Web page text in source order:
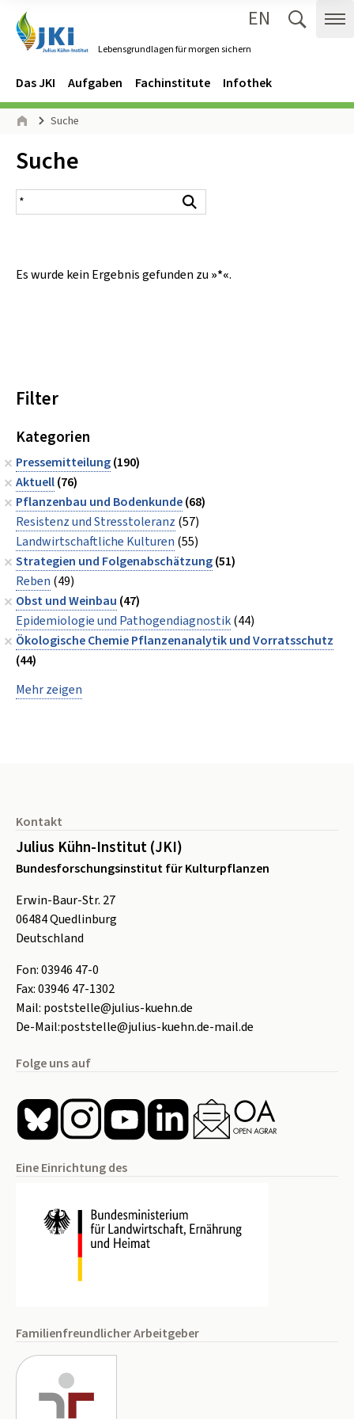
Lebensgrundlagen für morgen sichern
EN
Navigation
Hauptmenü
Das JKI Aufgaben Fachinstitute Infothek
Seitenpfad
Suche
Inhalt:
Suche
Suchergebnis
Es wurde kein Ergebnis gefunden zu »*«.
Filter
Kategorien
Pressemitteilung(190)
Aktuell(76)
Pflanzenbau und Bodenkunde(68)
Resistenz und Stresstoleranz (57)
Landwirtschaftliche Kulturen (55)
Strategien und Folgenabschätzung(51)
Reben (49)
Obst und Weinbau (47)
Epidemiologie und Pathogendiagnostik(44)
Ökologische Chemie Pflanzenanalytik und Vorratsschutz
(44)
Mehr zeigen
Kontakt
Julius Kühn-Institut (JKI)
Bundesforschungsinstitut für Kulturpflanzen
Erwin-Baur-Str. 27
06484Quedlinburg
Deutschland
Fon:03946 47-0
Fax:03946 47-1302
Mail: poststelle@julius-kuehn.de
De-Mail:poststelle@julius-kuehn.de-mail.de
Folge uns auf
Eine Einrichtung des
Familienfreundlicher Arbeitgeber